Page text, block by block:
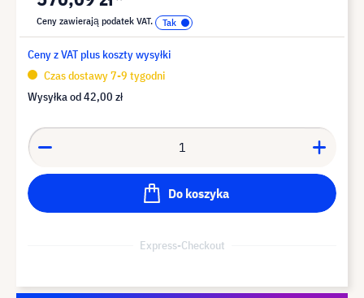
Ceny zawierają podatek VAT.
Ceny z VAT plus koszty wysyłki
Czas dostawy 7-9 tygodni
Wysyłka od42,00 zł
Do koszyka
Express-Checkout